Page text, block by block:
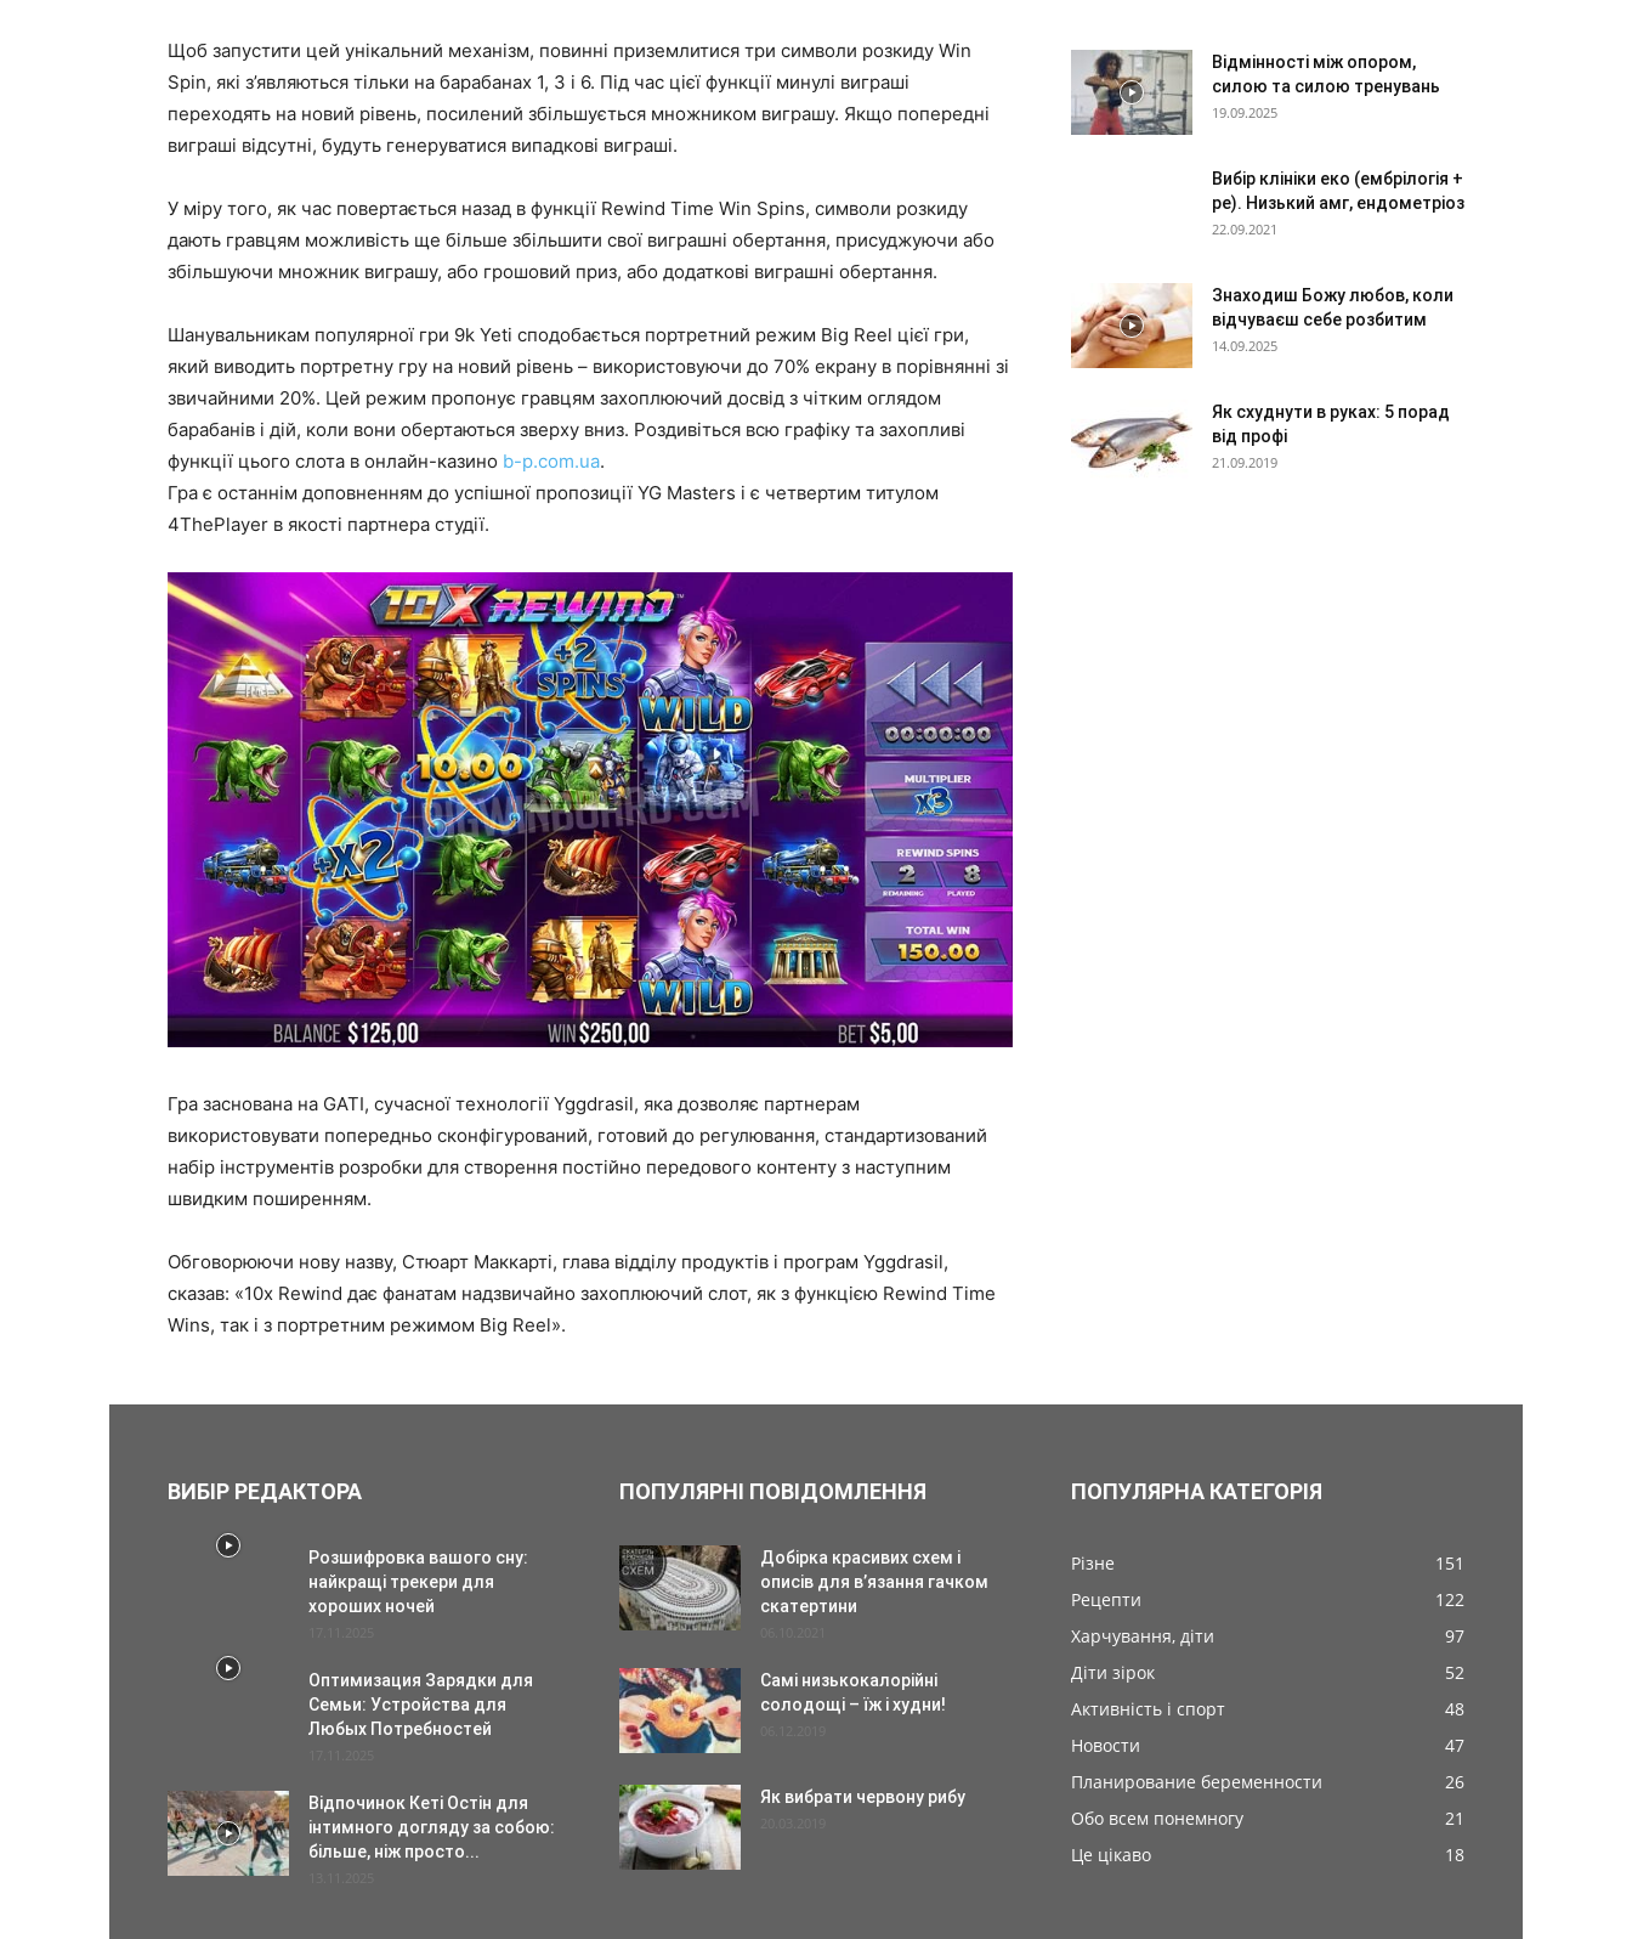
Щоб запустити цей унікальний механізм, повинні приземлитися три символи розкиду Win
Spin, які з’являються тільки на барабанах 1, 3 і 6. Під час цієї функції минулі виграші
переходять на новий рівень, посилений збільшується множником виграшу. Якщо попередні
виграші відсутні, будуть генеруватися випадкові виграші.
У міру того, як час повертається назад в функції Rewind Time Win Spins, символи розкиду
дають гравцям можливість ще більше збільшити свої виграшні обертання, присуджуючи або
збільшуючи множник виграшу, або грошовий приз, або додаткові виграшні обертання.
Шанувальникам популярної гри 9k Yeti сподобається портретний режим Big Reel цієї гри,
який виводить портретну гру на новий рівень – використовуючи до 70% екрану в порівнянні зі
звичайними 20%. Цей режим пропонує гравцям захоплюючий досвід з чітким оглядом
барабанів і дій, коли вони обертаються зверху вниз. Роздивіться всю графіку та захопливі
функції цього слота в онлайн-казино b-p.com.ua.
Гра є останнім доповненням до успішної пропозиції YG Masters і є четвертим титулом
4ThePlayer в якості партнера студії.
Гра заснована на GATI, сучасної технології Yggdrasil, яка дозволяє партнерам
використовувати попередньо сконфігурований, готовий до регулювання, стандартизований
набір інструментів розробки для створення постійно передового контенту з наступним
швидким поширенням.
Обговорюючи нову назву, Стюарт Маккарті, глава відділу продуктів і програм Yggdrasil,
сказав: «10x Rewind дає фанатам надзвичайно захоплюючий слот, як з функцією Rewind Time
Wins, так і з портретним режимом Big Reel».
Відмінності між опором,
силою та силою тренувань
19.09.2025
Вибір клініки еко (ембрілогія +
ре). Низький амг, ендометріоз
22.09.2021
Знаходиш Божу любов, коли
відчуваєш себе розбитим
14.09.2025
Як схуднути в руках: 5 порад
від профі
21.09.2019
ВИБІР РЕДАКТОРА
Розшифровка вашого сну:
найкращі трекери для
хороших ночей
Оптимизация Зарядки для
Семьи: Устройства для
Любых Потребностей
Відпочинок Кеті Остін для
інтимного догляду за собою:
більше, ніж просто...
ПОПУЛЯРНІ ПОВІДОМЛЕННЯ
Добірка красивих схем і
описів для в’язання гачком
скатертини
Самі низькокалорійні
солодощі – їж і худни!
Як вибрати червону рибу
ПОПУЛЯРНА КАТЕГОРІЯ
Різне
151
Рецепти
122
Харчування, діти
97
Діти зірок
52
Активність і спорт
48
Новости
47
Планирование беременности
26
Обо всем понемногу
21
Це цікаво
18